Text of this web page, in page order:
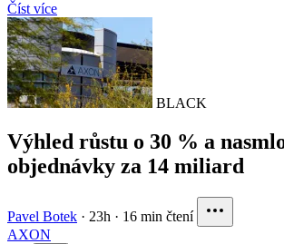
Číst více
BLACK
Výhled růstu o 30 % a
objednávky za 14 miliard
Pavel Botek · 23h · 16 min čtení
AXON